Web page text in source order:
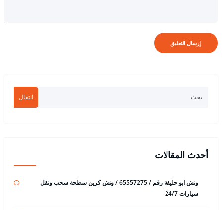
انتقال
أحدث المقالات
ونش ابو حليفة رقم / 65557275 / ونش كرين سطحة سحب ونقل
سيارات 24/7